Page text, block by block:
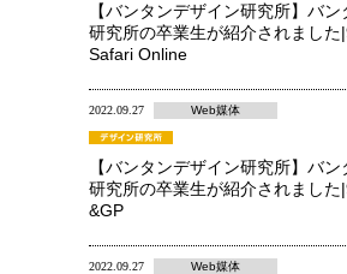
【バンタンデザイン研究所】バ
研究所の卒業生が紹介されまし
Safari Online
2022.09.27 Web媒体
【バンタンデザイン研究所】バ
研究所の卒業生が紹介されまし
&GP
2022.09.27 Web媒体